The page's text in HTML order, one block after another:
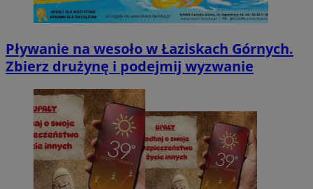
Pływanie na wesoło w Łaziskach Górnych.
Zbierz drużynę i podejmij wyzwanie